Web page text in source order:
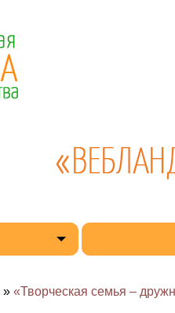
» «Творческая семья –